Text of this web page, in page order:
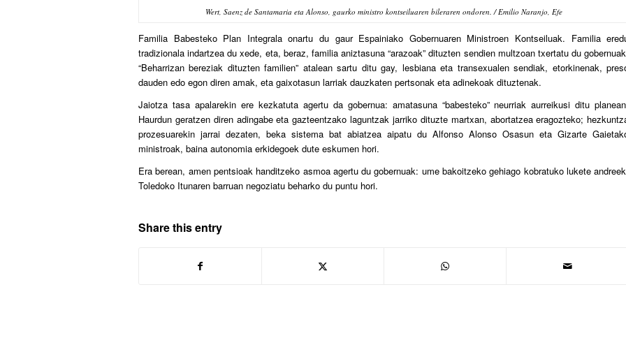
Wert, Saenz de Santamaria eta Alonso, gaurko ministro kontseiluaren bileraren ondoren. / Emilio Naranjo, Efe
Familia Babesteko Plan Integrala onartu du gaur Espainiako Gobernuaren Ministroen Kontseiluak. Familia
tradizionala indartzea du xede, eta, beraz, familia aniztasuna “arazoak” dituzten sendien multzoan txertatu du
“Beharrizan bereziak dituzten familien” atalean sartu ditu gay, lesbiana eta transexualen sendiak, etorkinenak,
dauden edo egon diren amak, eta gaixotasun larriak dauzkaten pertsonak eta adinekoak dituztenak.
Jaiotza tasa apalarekin ere kezkatuta agertu da gobernua: amatasuna “babesteko” neurriak aurreikusi ditu
Haurdun geratzen diren adingabe eta gazteentzako laguntzak jarriko dituzte martxan, abortatzea eragozteko;
prozesuarekin jarrai dezaten, beka sistema bat abiatzea aipatu du Alfonso Alonso Osasun eta Gizarte
ministroak, baina autonomia erkidegoek dute eskumen hori.
Era berean, amen pentsioak handitzeko asmoa agertu du gobernuak: ume bakoitzeko gehiago kobratuko lukete
Toledoko Itunaren barruan negoziatu beharko du puntu hori.
Share this entry